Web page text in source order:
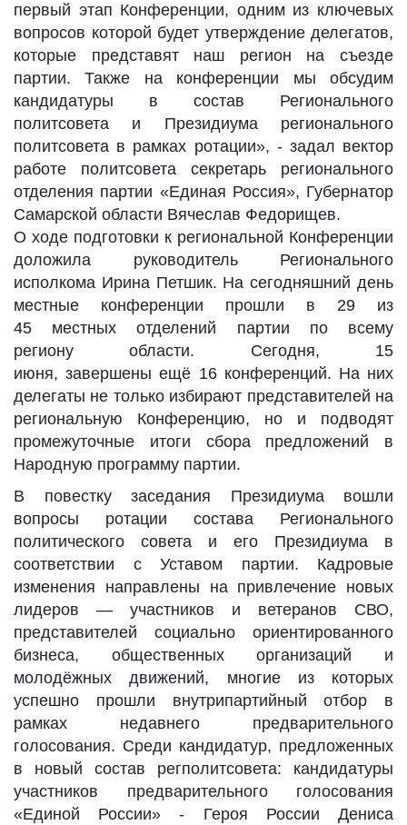
первый этап Конференции, одним из ключевых
вопросов которой будет утверждение делегатов,
которые представят наш регион на съезде
партии. Также на конференции мы обсудим
кандидатуры в состав Регионального
политсовета и Президиума регионального
политсовета в рамках ротации», - задал вектор
работе политсовета секретарь регионального
отделения партии «Единая Россия», Губернатор
Самарской области Вячеслав Федорищев.
О ходе подготовки к региональной Конференции
доложила руководитель Регионального
исполкома Ирина Петшик. На сегодняшний день
местные конференции прошли в 29 из
45 местных отделений партии по всему
региону области. Сегодня, 15
июня, завершены ещё 16 конференций. На них
делегаты не только избирают представителей на
региональную Конференцию, но и подводят
промежуточные итоги сбора предложений в
Народную программу партии.
В повестку заседания Президиума вошли
вопросы ротации состава Регионального
политического совета и его Президиума в
соответствии с Уставом партии. Кадровые
изменения направлены на привлечение новых
лидеров — участников и ветеранов СВО,
представителей социально ориентированного
бизнеса, общественных организаций и
молодёжных движений, многие из которых
успешно прошли внутрипартийный отбор в
рамках недавнего предварительного
голосования. Среди кандидатур, предложенных
в новый состав регполитсовета: кандидатуры
участников предварительного голосования
«Единой России» - Героя России Дениса